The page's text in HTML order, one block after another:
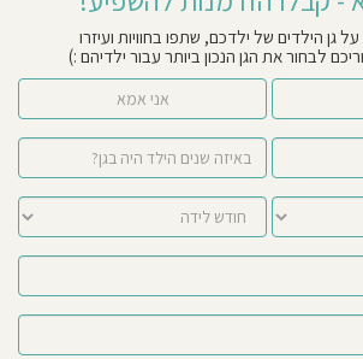
גן הילדים של ילדכם, שתפו בחוויות ועיזרו
לבחור את הגן הנכון ביותר עבור ילדיהם :)
אני אמא